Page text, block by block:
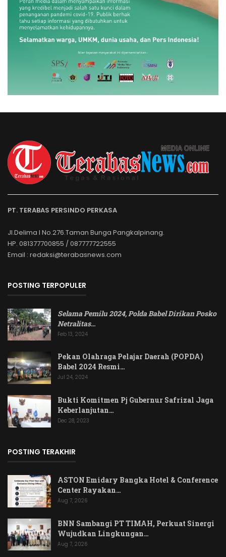
PT. TERABAS PERSINDO PERKASA
Jl.Delima I No.276.Taman Bunga Pangkalpinang.
HP. 081377700855 / 087777722555
Email : redaksi@terabasnews.com
POSTING TERPOPULER
Selama Pemilu 2024, Polda Babel Dirikan Posko
Netralitas…
Feb 13, 2024
Pekan Olahraga Pelajar Daerah (POPDA)
Babel 2024 Resmi…
Jul 24, 2024
Bukti Komitmen Pj Gubernur Safrizal Jaga
Keberlanjutan…
Dec 28, 2023
POSTING TERAKHIR
ASTON Emidary Bangka Hotel & Conference
Center Rayakan…
Aug 7, 2026
BNN Sambangi PT TIMAH, Perkuat Sinergi
Wujudkan Lingkungan…
Aug 7, 2026